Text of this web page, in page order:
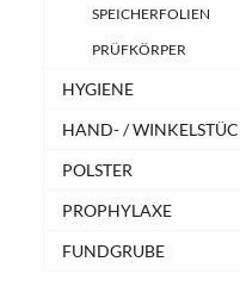
SPEICHERFOLIEN
PRÜFKÖRPER
HYGIENE
HAND- /
POLSTER
PROPHYLAXE
FUNDGRUBE